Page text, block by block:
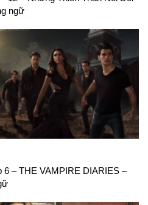
ngữ
6 – THE VAMPIRE DIARIES –